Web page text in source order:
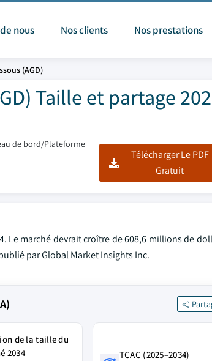
nous Nos clients Nos prestations
(AGD)
Taille et partage
de bord/Plateforme
Télécharger Le PDF
Gratuit
Le marché devrait croître de 608,6 millions de
par Global Market Insights Inc.
de la taille du
2034
TCAC (2025–2034)